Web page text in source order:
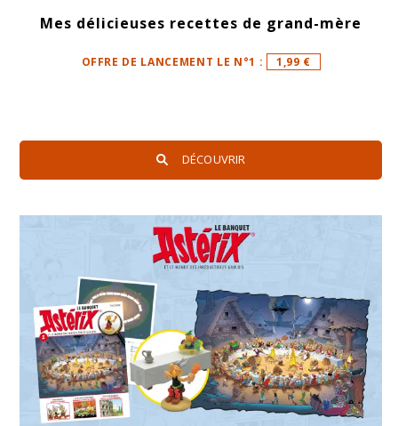
Mes délicieuses recettes de grand-mère
OFFRE DE LANCEMENT LE N°1 : 1,99 €
DÉCOUVRIR